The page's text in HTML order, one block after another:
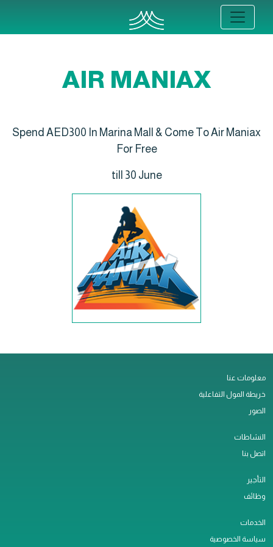
AIR MANIAX
Spend AED300 In Marina Mall & Come To Air Maniax
For Free
till 30 June
معلومات عنا
خريطة المول التفاعلية
الصور
النشاطات
اتصل بنا
التأجير
وظائف
الخدمات
سياسة الخصوصية